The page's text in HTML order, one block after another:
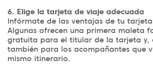
6. Elige la tarjeta de viaje adecuada
Infórmate de las ventajas de tu
Algunas ofrecen una primera maleta
gratuita para el titular de la tarjeta y,
también para los acompañantes que
mismo itinerario.